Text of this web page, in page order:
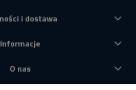
i dostawa
Informacje
O nas